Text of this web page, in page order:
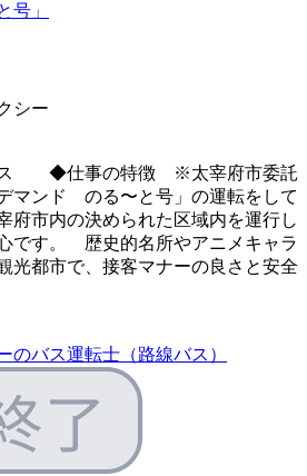
」
シー
ス ◆仕事の特徴 ※太宰府市委託
マンド のる〜と号」の運転をして
市内の決められた区域内を運行し
です。 歴史的名所やアニメキャラ
光都市で、接客マナーの良さと安全
バス運転士（路線バス）